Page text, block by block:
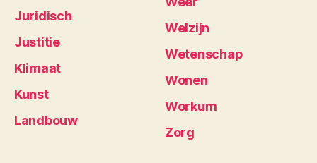
Juridisch
Justitie
Klimaat
Kunst
Landbouw
Welzijn
Wetenschap
Wonen
Workum
Zorg